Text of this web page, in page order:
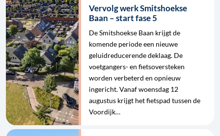
Vervolg werk Smitshoekse
Baan – start fase 5
De Smitshoekse Baan krijgt de
komende periode een nieuwe
geluidreducerende deklaag. De
voetgangers- en fietsoversteken
worden verbeterd en opnieuw
ingericht. Vanaf woensdag 12
augustus krijgt het fietspad tussen de
Voordijk…